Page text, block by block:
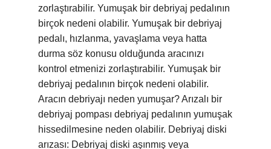
zorlaştırabilir. Yumuşak bir debriyaj pedalının
birçok nedeni olabilir. Yumuşak bir debriyaj
pedalı, hızlanma, yavaşlama veya hatta
durma söz konusu olduğunda aracınızı
kontrol etmenizi zorlaştırabilir. Yumuşak bir
debriyaj pedalının birçok nedeni olabilir.
Aracın debriyajı neden yumuşar? Arızalı bir
debriyaj pompası debriyaj pedalının yumuşak
hissedilmesine neden olabilir. Debriyaj diski
arızası: Debriyaj diski aşınmış veya